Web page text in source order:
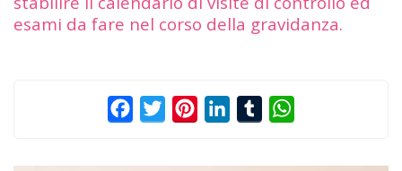
esami da fare nel corso della gravidanza.
FacebookTwitterPinterestLinkedInTumblr